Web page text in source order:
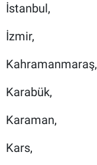
İstanbul,
İzmir,
Kahramanmaraş,
Karabük,
Karaman,
Kars,